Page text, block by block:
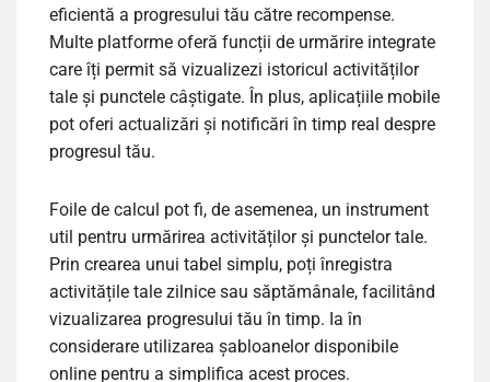
eficientă a progresului tău către recompense.
Multe platforme oferă funcții de urmărire integrate
care îți permit să vizualizezi istoricul activităților
tale și punctele câștigate. În plus, aplicațiile mobile
pot oferi actualizări și notificări în timp real despre
progresul tău.
Foile de calcul pot fi, de asemenea, un instrument
util pentru urmărirea activităților și punctelor tale.
Prin crearea unui tabel simplu, poți înregistra
activitățile tale zilnice sau săptămânale, facilitând
vizualizarea progresului tău în timp. Ia în
considerare utilizarea șabloanelor disponibile
online pentru a simplifica acest proces.